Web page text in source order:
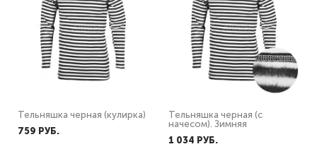
Тельняшка черная (кулирка)
759 PУБ.
Тельняшка черная (с
начесом). Зимняя
1 034 PУБ.